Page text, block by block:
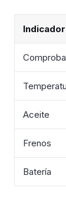
Indicador
Aceite
Frenos
Batería